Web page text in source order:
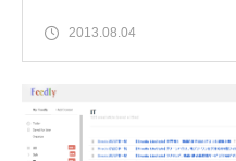
2013.08.04